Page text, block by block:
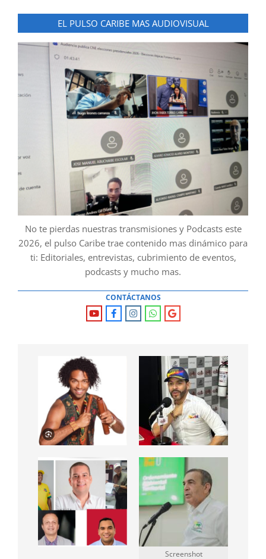
EL PULSO CARIBE MAS AUDIOVISUAL
No te pierdas nuestras transmisiones y Podcasts este
2026, el pulso Caribe trae contenido mas dinámico para
ti: Editoriales, entrevistas, cubrimiento de eventos,
podcasts y mucho mas.
CONTÁCTANOS
Screenshot